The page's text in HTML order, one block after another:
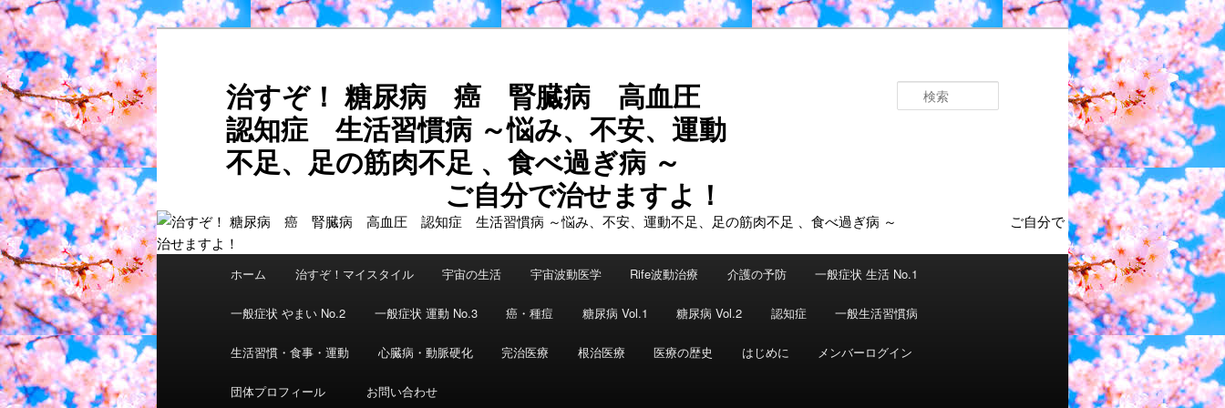
メ
イ
ン
コ
ン
テ
ン
ツ
へ
移
動
サ
ブ
コ
ン
テ
ン
ツ
へ
移
動
治すぞ！ 糖尿病 癌 腎臓病 高血圧
認知症 生活習慣病 ～悩み、不安、運動
不足、足の筋肉不足 、食べ過ぎ病 ～
ご自分で治せますよ！
ホーム 治すぞ！マイスタイル 宇宙の生活 宇宙波動医学 Rife波動治療 介護の予防 一般症状 生活 No.1
一般症状 やまい No.2 一般症状 運動 No.3 癌・種痘 糖尿病 Vol.1 糖尿病 Vol.2 認知症 一般生活習慣病
生活習慣・食事・運動 心臓病・動脈硬化 完治医療 根治医療 医療の歴史 はじめに メンバーログイン
団体プロフィール お問い合わせ